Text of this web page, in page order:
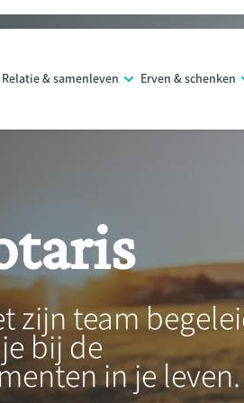
Relatie & samenleven Erven & schenken
zijn team
bij de
in je leven.